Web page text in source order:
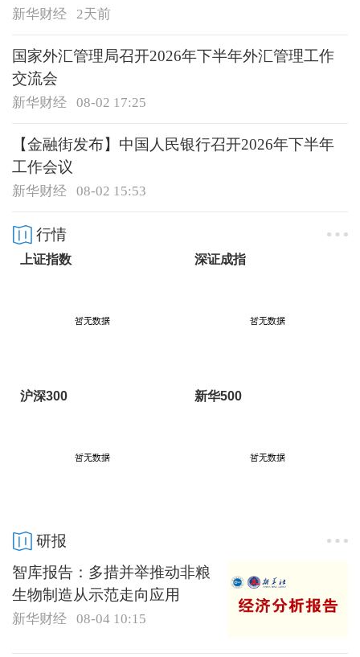
新华财经 2天前
国家外汇管理局召开2026年下半年外汇管理工作
交流会
新华财经 08-02 17:25
【金融街发布】中国人民银行召开2026年下半年
工作会议
新华财经 08-02 15:53
行情
上证指数 深证成指
沪深300 新华500
研报
智库报告：多措并举推动非粮
生物制造从示范走向应用
新华财经 08-04 10:15